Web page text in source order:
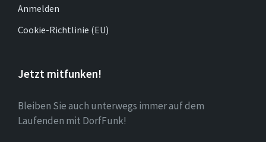
Anmelden
Cookie-Richtlinie (EU)
Jetzt mitfunken!
Bleiben Sie auch unterwegs immer auf dem
Laufenden mit DorfFunk!